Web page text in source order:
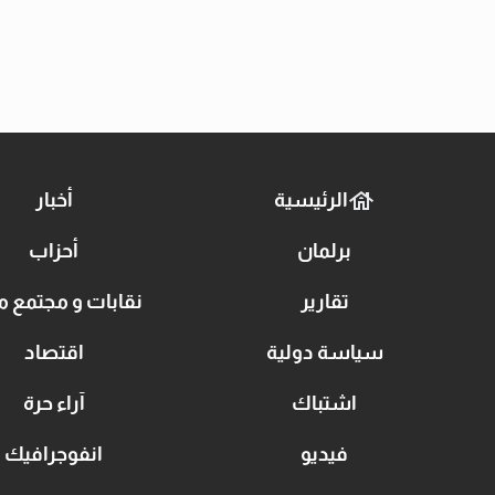
الرئيسية أخبار
برلمان أحزاب
تقارير نقابات و مجتمع
سياسة دولية اقتصاد
اشتباك آراء حرة
فيديو انفوجرافيك